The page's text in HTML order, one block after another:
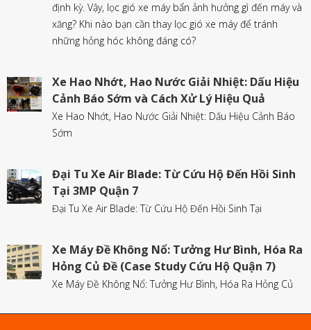
định kỳ. Vậy, lọc gió xe máy bẩn ảnh hưởng gì đến máy và
xăng? Khi nào bạn cần thay lọc gió xe máy để tránh
những hỏng hóc không đáng có?
Xe Hao Nhớt, Hao Nước Giải Nhiệt: Dấu Hiệu
Cảnh Báo Sớm và Cách Xử Lý Hiệu Quả
Xe Hao Nhớt, Hao Nước Giải Nhiệt: Dấu Hiệu Cảnh Báo
Sớm
Đại Tu Xe Air Blade: Từ Cứu Hộ Đến Hồi Sinh
Tại 3MP Quận 7
Đại Tu Xe Air Blade: Từ Cứu Hộ Đến Hồi Sinh Tại
Xe Máy Đề Không Nổ: Tưởng Hư Bình, Hóa Ra
Hỏng Củ Đề (Case Study Cứu Hộ Quận 7)
Xe Máy Đề Không Nổ: Tưởng Hư Bình, Hóa Ra Hỏng Củ